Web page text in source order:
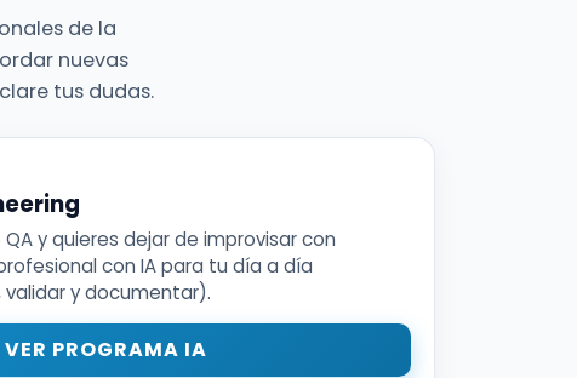
de la
nuevas
tus dudas.
y quieres dejar de improvisar con
con IA para tu día a día
y documentar).
VER PROGRAMA IA